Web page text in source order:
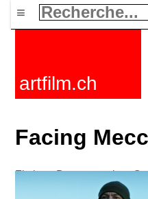
≡
artfilm.ch
Facing
Fictions Documentaires
F-Rated FAQ